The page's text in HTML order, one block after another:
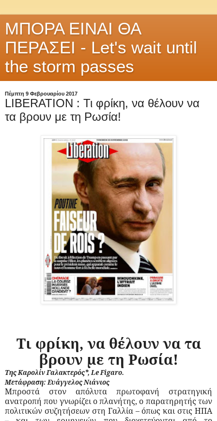
ΜΠΟΡΑ ΕΙΝΑΙ ΘΑ
ΠΕΡΑΣΕΙ - Let's wait until
the storm passes
Πέμπτη 9 Φεβρουαρίου 2017
LIBERATION : Τι φρίκη, να θέλουν να
τα βρουν με τη Ρωσία!
Τι φρίκη, να θέλουν να τα
βρουν με τη Ρωσία!
Της Καρολίν Γαλακτερός*, Le Figaro.
Μετάφραση: Ευάγγελος Νιάνιος
Μπροστά στον απόλυτα πρωτοφανή στρατηγική
ανατροπή που γνωρίζει ο πλανήτης, ο παρατηρητής των
πολιτικών συζητήσεων στη Γαλλία – όπως και στις ΗΠΑ